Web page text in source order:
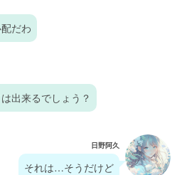
だわ
出来るでしょう？
日野阿久
それは…そうだけど